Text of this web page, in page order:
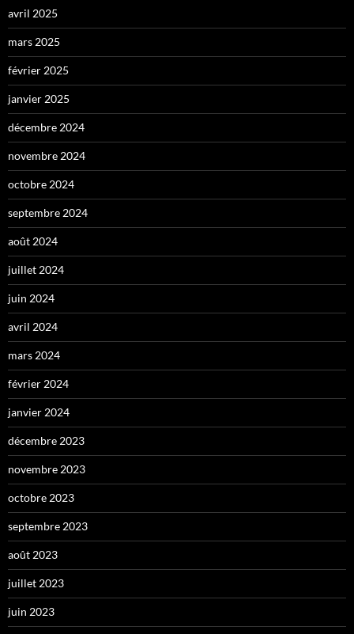
avril 2025
mars 2025
février 2025
janvier 2025
décembre 2024
novembre 2024
octobre 2024
septembre 2024
août 2024
juillet 2024
juin 2024
avril 2024
mars 2024
février 2024
janvier 2024
décembre 2023
novembre 2023
octobre 2023
septembre 2023
août 2023
juillet 2023
juin 2023